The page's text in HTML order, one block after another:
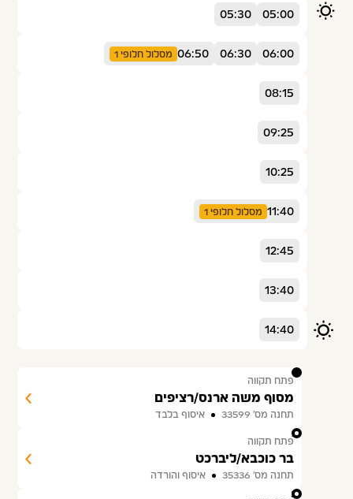
05:00
05:30
06:00
06:30
06:50 מסלול חלופי 1
08:15
09:25
10:25
11:40 מסלול חלופי 1
12:45
13:40
14:40
1
פתח תקווה
מסוף משה ארנס/רציפים
תחנה מס׳ 33599 איסוף בלבד
2
פתח תקווה
בר כוכבא/ליברכט
תחנה מס׳ 35336 איסוף והורדה
3